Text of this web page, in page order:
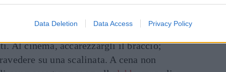
Data Deletion Data Access Privacy Policy
O, ancora, chiedergli il significato di
Al cinema, accarezzargli il braccio;
su una scalinata. A cena non